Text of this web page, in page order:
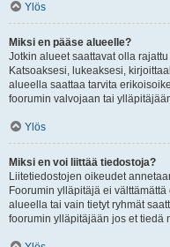
Ylös
Miksi en pääse alueelle?
Jotkin alueet saattavat olla
Katsoaksesi, lukeaksesi,
alueella saattaa tarvita
foorumin valvojaan tai
Ylös
Miksi en voi liittää tiedostoja?
Liitetiedostojen oikeudet
Foorumin ylläpitäjä ei
alueella tai vain tietyt ryhmät
foorumin ylläpitäjään jos et tiedä